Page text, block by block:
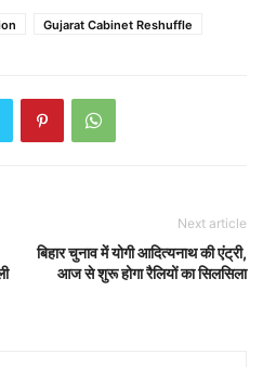
Gujarat Cabinet Reshuffle
Next article
बिहार चुनाव में योगी आदित्यनाथ की एंट्री,
आज से शुरू होगा रैलियों का सिलसिला